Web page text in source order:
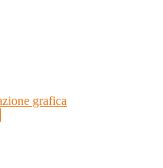
grafica